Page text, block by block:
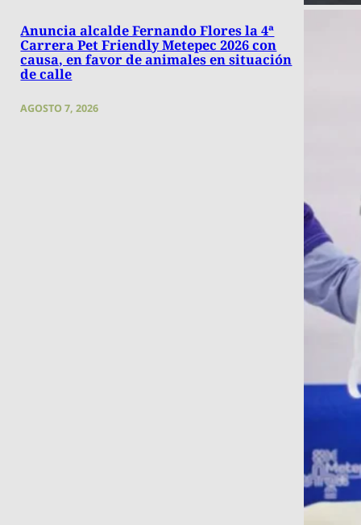
Anuncia alcalde Fernando Flores la 4ª
Carrera Pet Friendly Metepec 2026 con
causa, en favor de animales en situación
de calle
AGOSTO 7, 2026